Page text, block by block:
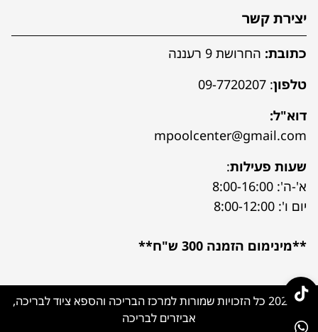
יצירת קשר
כתובת: החרושת 9 רעננה
טלפון:
09-7720207
דוא"ל:
mpoolcenter@gmail.com
שעות פעילות:
א'-ה': 8:00-16:00
יום ו': 8:00-12:00
**מינימום הזמנה 300 ש"ח**
© 2026 כל הזכויות שמורות למרכז הבריכה והספא ציוד לבריכה,
אביזרים לבריכה